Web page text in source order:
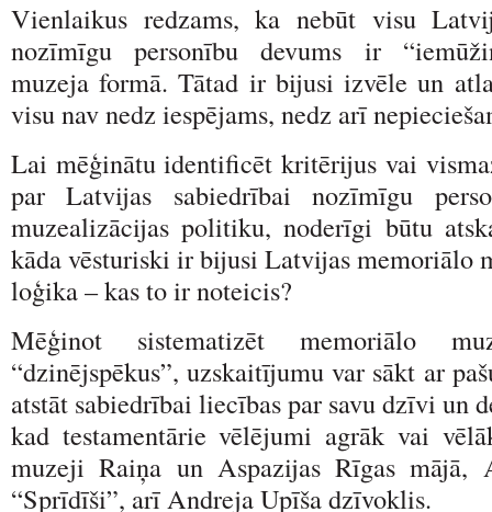
Vienlaikus redzams, ka nebūt visu
nozīmīgu personību devums ir
muzeja formā. Tātad ir bijusi izvēle un
visu nav nedz iespējams, nedz arī
Lai mēģinātu identificēt kritērijus vai
par Latvijas sabiedrībai nozīmīgu
muzealizācijas politiku, noderīgi būtu
kāda vēsturiski ir bijusi Latvijas memoriālo
loģika – kas to ir noteicis?
Mēģinot sistematizēt memoriālo
“dzinējspēkus”, uzskaitījumu var sākt ar
atstāt sabiedrībai liecības par savu dzīvi un
kad testamentārie vēlējumi agrāk vai
muzeji Raiņa un Aspazijas Rīgas mājā,
“Sprīdīši”, arī Andreja Upīša dzīvoklis.